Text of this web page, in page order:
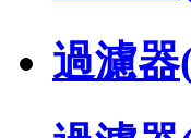
過濾